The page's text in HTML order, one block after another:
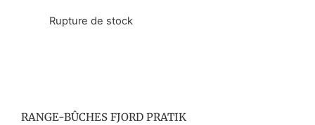
Rupture de stock
RANGE-BÛCHES FJORD PRATIK